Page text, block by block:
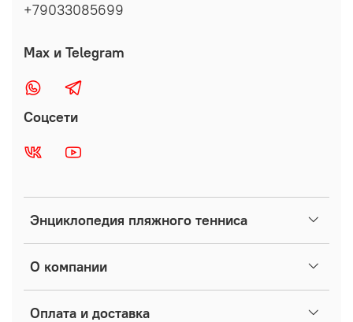
Энциклопедия пляжного тенниса
О компании
Оплата и доставка
+79033085699
Max и Telegram
Соцсети